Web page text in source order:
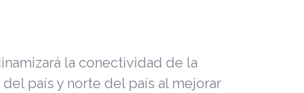
la conectividad de la
país y norte del país al mejorar